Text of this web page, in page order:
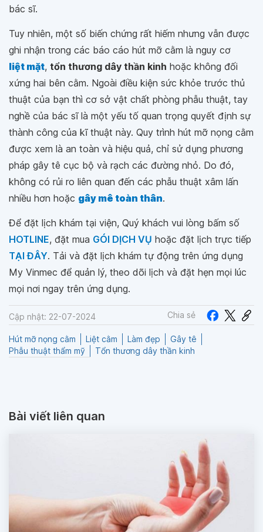
bác sĩ.
Tuy nhiên, một số biến chứng rất hiếm nhưng vẫn được
ghi nhận trong các báo cáo hút mỡ cằm là nguy cơ
liệt mặt, tổn thương dây thần kinh hoặc không đối
xứng hai bên cằm. Ngoài điều kiện sức khỏe trước thủ
thuật của bạn thì cơ sở vật chất phòng phẫu thuật, tay
nghề của bác sĩ là một yếu tố quan trọng quyết định sự
thành công của kĩ thuật này. Quy trình hút mỡ nọng cằm
được xem là an toàn và hiệu quả, chỉ sử dụng phương
pháp gây tê cục bộ và rạch các đường nhỏ. Do đó,
không có rủi ro liên quan đến các phẫu thuật xâm lấn
nhiều hơn hoặc gây mê toàn thân.
Để đặt lịch khám tại viện, Quý khách vui lòng bấm số
HOTLINE, đặt mua GÓI DỊCH VỤ hoặc đặt lịch trực tiếp
TẠI ĐÂY. Tải và đặt lịch khám tự động trên ứng dụng
My Vinmec để quản lý, theo dõi lịch và đặt hẹn mọi lúc
mọi nơi ngay trên ứng dụng.
Cập nhật: 22-07-2024 Chia sẻ
Hút mỡ nọng cằm Liệt cằm Làm đẹp
Gây tê
Phẫu thuật thẩm mỹ
Tổn thương dây thần kinh
Bài viết liên quan